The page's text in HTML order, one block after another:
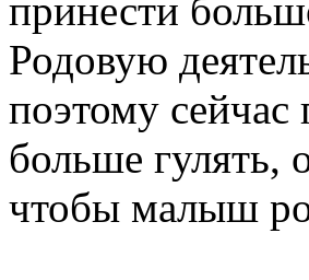
принести
Родовую
поэтому сейчас
больше гулять,
чтобы малыш